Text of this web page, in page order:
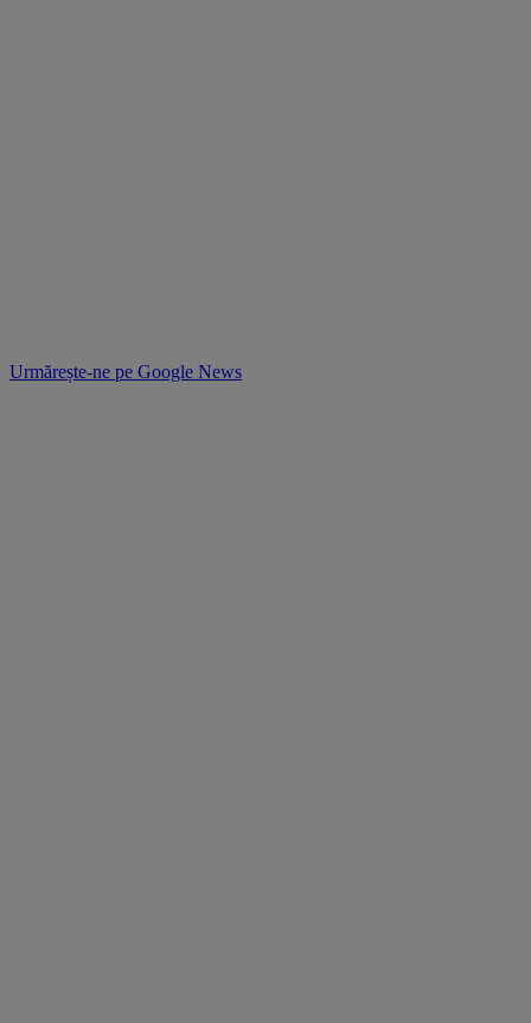
Urmărește-ne pe Google News